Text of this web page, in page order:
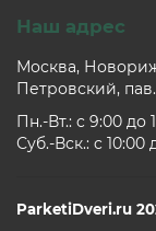
Наш адрес
Москва,
Петровский,
Пн.-Вт.: c 9:00 до
Суб.-Вск.: c 10:00
ParketiDveri.ru